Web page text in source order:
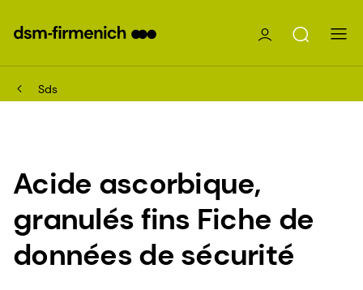
Sds
Acide ascorbique,
granulés fins Fiche de
données de sécurité